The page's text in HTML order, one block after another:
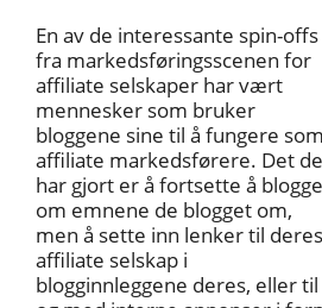
En av de interessante spin-offs
fra markedsføringsscenen for
affiliate selskaper har vært
mennesker som bruker
bloggene sine til å fungere som
affiliate markedsførere. Det de
har gjort er å fortsette å blogge
om emnene de blogget om,
men å sette inn lenker til deres
affiliate selskap i
blogginnleggene deres, eller til